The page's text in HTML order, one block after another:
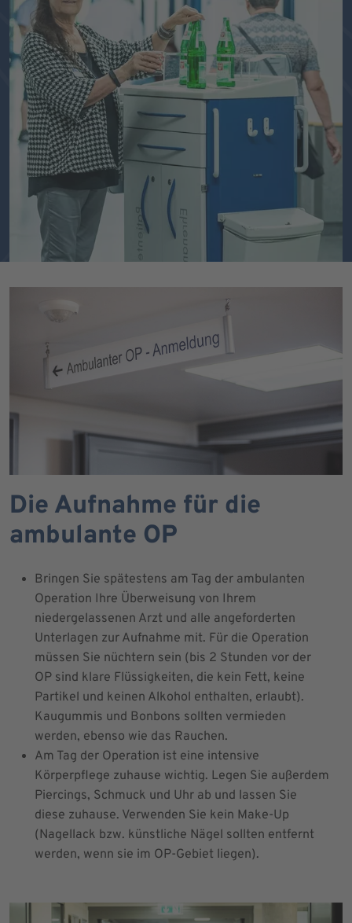
Die Aufnahme für die
ambulante OP
Bringen Sie spätestens am Tag der ambulanten
Operation Ihre Überweisung von Ihrem
niedergelassenen Arzt und alle angeforderten
Unterlagen zur Aufnahme mit. Für die Operation
müssen Sie nüchtern sein (bis 2 Stunden vor der
OP sind klare Flüssigkeiten, die kein Fett, keine
Partikel und keinen Alkohol enthalten, erlaubt).
Kaugummis und Bonbons sollten vermieden
werden, ebenso wie das Rauchen.
Am Tag der Operation ist eine intensive
Körperpflege zuhause wichtig. Legen Sie außerdem
Piercings, Schmuck und Uhr ab und lassen Sie
diese zuhause. Verwenden Sie kein Make-Up
(Nagellack bzw. künstliche Nägel sollten entfernt
werden, wenn sie im OP-Gebiet liegen).